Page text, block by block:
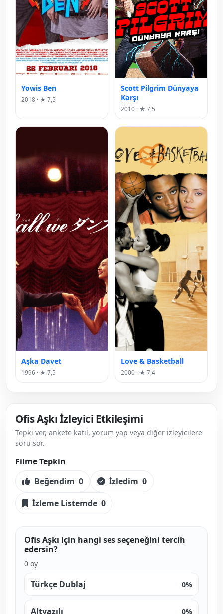
Yowis Ben
2018 · ★ 7,5
Scott Pilgrim Dünyaya
Karşı
2010 · ★ 7,5
Aşka Davet
1996 · ★ 7,5
Love & Basketball
2000 · ★ 7,4
Ofis Aşkı İzleyici Etkileşimi
Tepki ver, ankete katıl, yorum yap veya diğer izleyicilere
soru sor.
Filme Tepkin
Beğendim 0 İzledim 0
İzleme Listemde 0
Ofis Aşkı için hangi ses seçeneğini tercih
edersin?
0 oy
Türkçe Dublaj 0%
Altyazılı 0%